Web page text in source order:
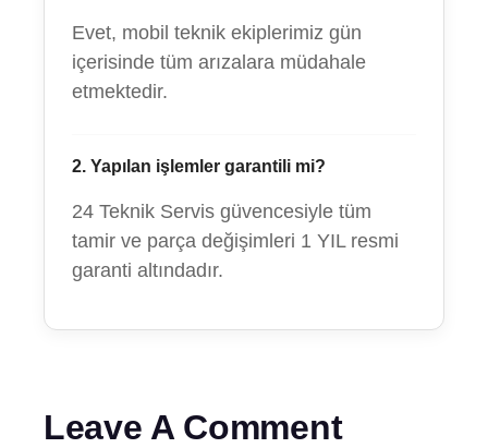
Evet, mobil teknik ekiplerimiz gün
içerisinde tüm arızalara müdahale
etmektedir.
2. Yapılan işlemler garantili mi?
24 Teknik Servis güvencesiyle tüm
tamir ve parça değişimleri 1 YIL resmi
garanti altındadır.
Leave A Comment